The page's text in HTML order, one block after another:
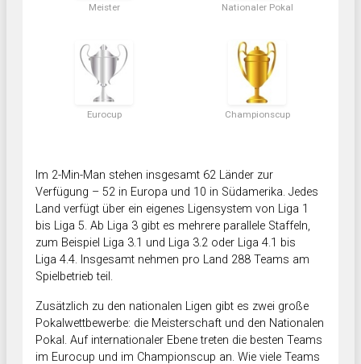
Meister Nationaler Pokal
Eurocup Championscup
Im 2-Min-Man stehen insgesamt 62 Länder zur
Verfügung – 52 in Europa und 10 in Südamerika. Jedes
Land verfügt über ein eigenes Ligensystem von Liga 1
bis Liga 5. Ab Liga 3 gibt es mehrere parallele Staffeln,
zum Beispiel Liga 3.1 und Liga 3.2 oder Liga 4.1 bis
Liga 4.4. Insgesamt nehmen pro Land 288 Teams am
Spielbetrieb teil.
Zusätzlich zu den nationalen Ligen gibt es zwei große
Pokalwettbewerbe: die Meisterschaft und den Nationalen
Pokal. Auf internationaler Ebene treten die besten Teams
im Eurocup und im Championscup an. Wie viele Teams